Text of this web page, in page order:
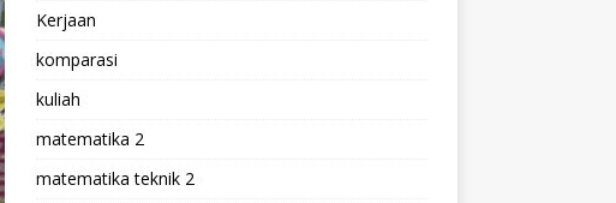
Kerjaan
komparasi
kuliah
matematika 2
matematika teknik 2